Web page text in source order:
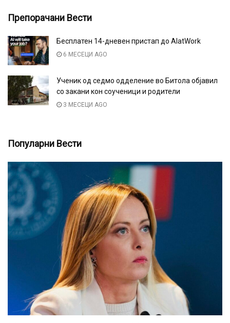
Препорачани Вести
Бесплатен 14-дневен пристап до AlatWork
6 МЕСЕЦИ AGO
Ученик од седмо одделение во Битола објавил
со закани кон соученици и родители
3 МЕСЕЦИ AGO
Популарни Вести